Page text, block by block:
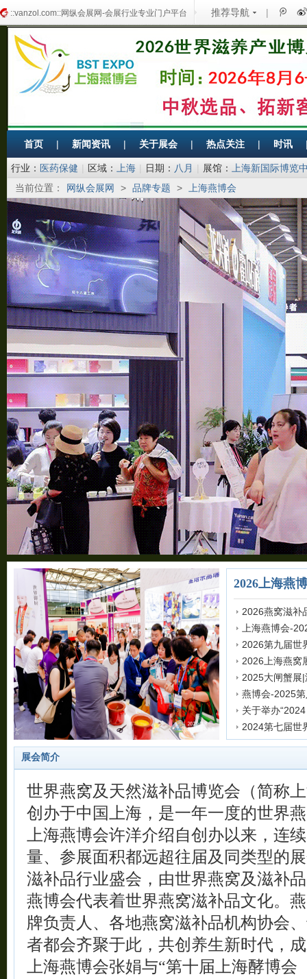
::vanzol.com::网纵会展网-会展行业专业门户平台 推荐导航 |
首页 | 新闻资讯 | 关于展会 | 热点关注 | 时讯
行业： 医药保健 | 区域： 上海 | 日期： 八月 | 展馆：
上海新国际博览
当前位置：
网纵会展网 > 品牌专题 > 上海燕博会
发表时间
发表时间
2026第九届世
发表时间
发表时间
发表时间
发表时间
发表时间
展会简介
世界燕窝及天然滋补品博览会（简称
创办于中国上海，是一年一度的世界
上海燕博会许洋介绍自创办以来，连
量、参展面积都远超往届及同类型的
滋补品行业盛会，由世界燕窝及滋补
燕博会代表着世界燕窝滋补品文化。
牌负责人、各地燕窝滋补品机构协会
者都会齐聚于此，共创养生新时代，
上海燕博会张娟与“第十届上海酵博